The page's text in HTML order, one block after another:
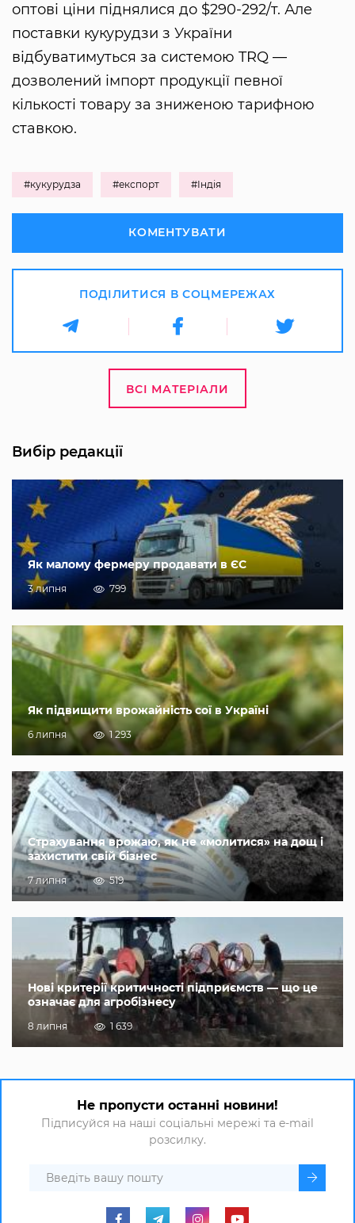
оптові ціни піднялися до $290-292/т. Але
поставки кукурудзи з України
відбуватимуться за системою TRQ —
дозволений імпорт продукції певної
кількості товару за зниженою тарифною
ставкою.
#кукурудза #експорт #Індія
КОМЕНТУВАТИ
ПОДІЛИТИСЯ В СОЦМЕРЕЖАХ
ВСІ МАТЕРІАЛИ
Вибір редакції
Як малому фермеру продавати в ЄС
3 липня 799
Як підвищити врожайність сої в Україні
6 липня 1 293
Страхування врожаю, як не «молитися» на дощ і
захистити свій бізнес
7 липня 519
Нові критерії критичності підприємств — що це
означає для агробізнесу
8 липня 1 639
Не пропусти останні новини!
Підписуйся на наші соціальні мережі та e-mail
розсилку.